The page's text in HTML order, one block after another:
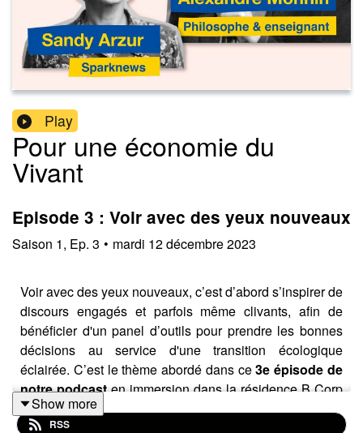
Play
Pour une économie du
Vivant
Episode 3 : Voir avec des yeux nouveaux
Saison 1, Ep. 3 • mardi 12 décembre 2023
Voir avec des yeux nouveaux, c’est d’abord s’inspirer de
discours engagés et parfois même clivants, afin de
bénéficier d'un panel d’outils pour prendre les bonnes
décisions au service d'une transition écologique
éclairée. C’est le thème abordé dans ce3e épisode de
notre podcasten immersion dans la résidence B Corp
au festivalAgir Pour le Vivant.
Show more
RSS